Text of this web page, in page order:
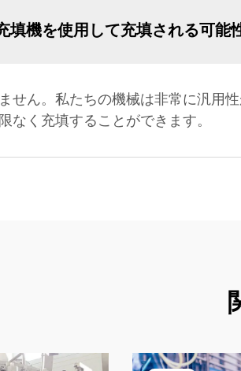
填機を使用して充填される可能
せん。私たちの機械は非常に汎用
なく充填することができます。